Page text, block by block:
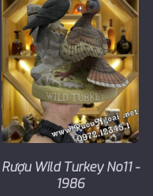
Rượu Wild Turkey No11 -
1986